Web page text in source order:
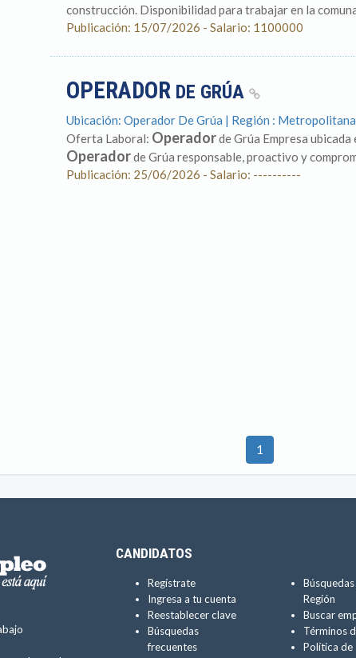
construcción. Disponibilidad para trabajar en la
Publicación: 15/07/2026 - Salario: 1100000
OPERADORDE GRÚA
Ubicación: Operador De Grúa | Región :
Oferta Laboral: Operadorde Grúa Empresa ubicada
Operadorde Grúa responsable, proactivo y
Publicación: 25/06/2026 - Salario: ----------
1
CANDIDATOS
Regístrate
Ingresa a tu cuenta
Reestablecer clave
Búsquedas
frecuentes
Región
Buscar
Términos
Política de